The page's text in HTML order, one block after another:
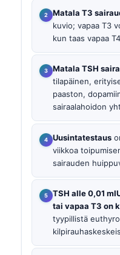
Matala T3
kuvio; vapaa T3
kun taas vapaa
Matala TSH
tilapäinen,
paaston,
sairaalahoidon
Uusintatestaus
viikkoa
sairauden
TSH alle 0,01
tai vapaa T3 on
tyypillistä